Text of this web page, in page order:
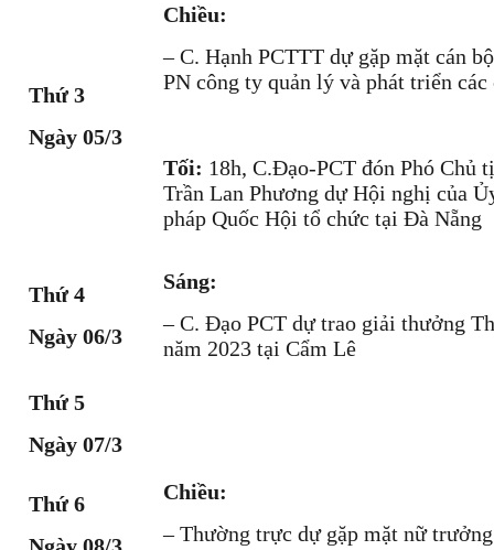
Thứ 3
Ngày 05/3
Chiều:
– C. Hạnh PCTTT dự gặp mặt cán
PN công ty quản lý và phát triển các
Tối: 18h, C.Đạo-PCT đón Phó Chủ
Trần Lan Phương dự Hội nghị của
pháp Quốc Hội tổ chức tại Đà Nẵng
Thứ 4
Ngày 06/3
Sáng:
– C. Đạo PCT dự trao giải thưởng
năm 2023 tại Cẩm Lê
Thứ 5
Ngày 07/3
Thứ 6
Chiều:
– Thường trực dự gặp mặt nữ